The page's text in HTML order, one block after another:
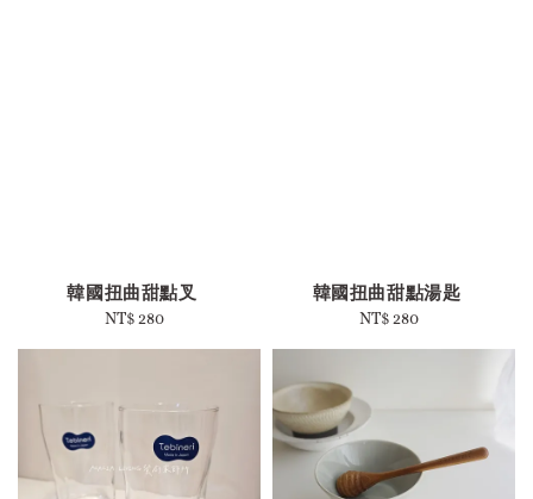
韓國扭曲甜點叉
Regular
NT$ 280
韓國扭曲甜點湯匙
Regular
NT$ 280